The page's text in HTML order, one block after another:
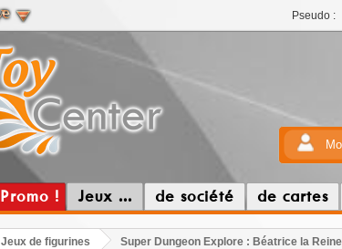
Pseudo :
Promo ! Jeux ... de société de cartes
Jeux de figurines Super Dungeon Explore : Béatrice la